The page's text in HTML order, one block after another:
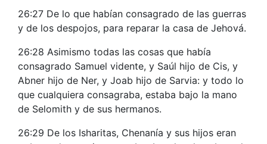
26:27 De lo que habían consagrado de las guerras
y de los despojos, para reparar la casa de Jehová.
26:28 Asimismo todas las cosas que había
consagrado Samuel vidente, y Saúl hijo de Cis, y
Abner hijo de Ner, y Joab hijo de Sarvia: y todo lo
que cualquiera consagraba, estaba bajo la mano
de Selomith y de sus hermanos.
26:29 De los Isharitas, Chenanía y sus hijos eran